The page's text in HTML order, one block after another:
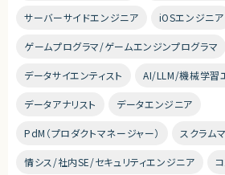
サーバーサイドエンジニア iOSエンジニア
ゲームプログラマ/ゲームエンジンプログラマ
データサイエンティスト AI/LLM/機械学習
データアナリスト データエンジニア
PdM（プロダクトマネージャー） スクラム
情シス/社内SE/セキュリティエンジニア